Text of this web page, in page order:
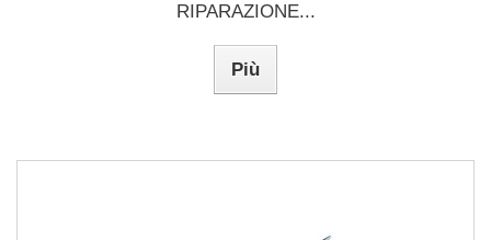
RIPARAZIONE...
Più